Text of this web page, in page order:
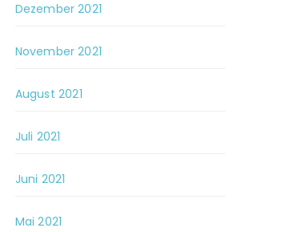
Dezember 2021
November 2021
August 2021
Juli 2021
Juni 2021
Mai 2021